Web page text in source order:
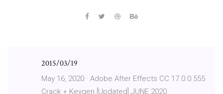
2015/03/19
May 16, 2020 · Adobe After Effects CC 17.0.0.555
Crack + Keygen [Updated] JUNE 2020